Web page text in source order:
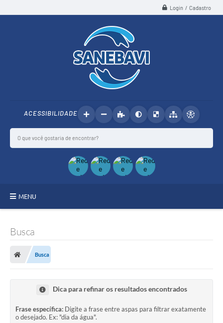
Login / Cadastro
ACESSIBILIDADE
MENU
ÁGUA
ESGOTO
ACESSOS EXTERNOS
Busca
Busca
Dica para refinar os resultados encontrados
Frase específica: Digite a frase entre aspas para filtrar exatamente
o desejado. Ex: "dia da água".